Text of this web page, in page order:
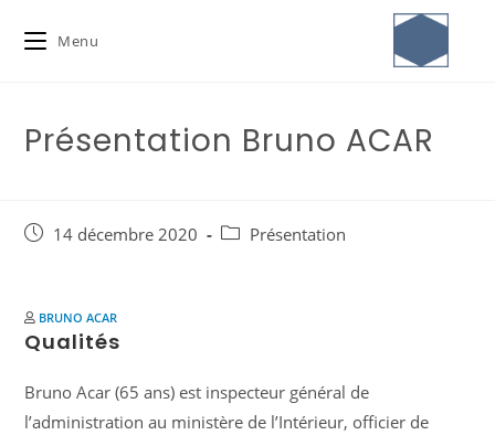
Menu
Présentation Bruno ACAR
14 décembre 2020 Présentation
BRUNO ACAR
Qualités
Bruno Acar (65 ans) est inspecteur général de
l’administration au ministère de l’Intérieur, officier de